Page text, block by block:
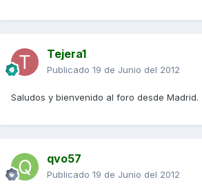
Tejera1
Publicado 19 de Junio del 2012
Saludos y bienvenido al foro desde Madrid.
qvo57
Publicado 19 de Junio del 2012